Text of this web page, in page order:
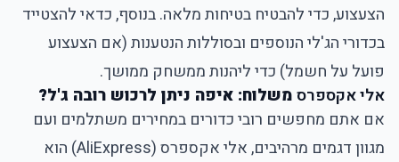
הצעצוע, כדי להבטיח בטיחות מלאה. בנוסף, כדאי להצטייד
בכדורי הג'לי הנוספים ובסוללות הנטענות (אם הצעצוע
פועל על חשמל) כדי ליהנות ממשחק ממושך.
אלי אקספרסמשלוח: איפה ניתן לרכוש רובה ג'ל?
אם אתם מחפשים רובי כדורים במחירים משתלמים ועם
מגוון דגמים מרהיבים, אלי אקספרס (AliExpress) הוא